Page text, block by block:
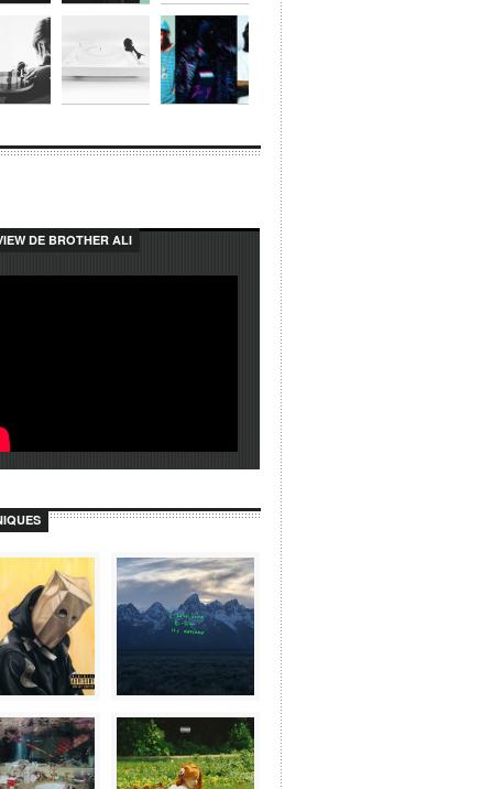
Afficher plus...
Suivez-nous sur Instagram
DE BROTHER ALI